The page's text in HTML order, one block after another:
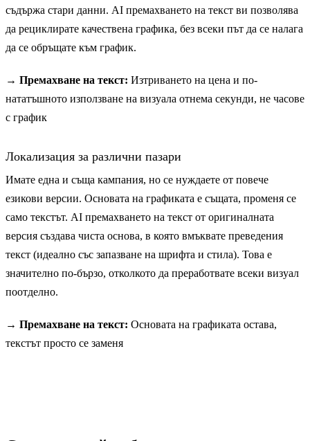
съдържа стари данни. AI премахването на текст ви позволява
да рециклирате качествена графика, без всеки път да се налага
да се обръщате към график.
→ Премахване на текст: Изтриването на цена и по-
нататъшното използване на визуала отнема секунди, не часове
с график
Локализация за различни пазари
Имате една и съща кампания, но се нуждаете от повече
езикови версии. Основата на графиката е същата, променя се
само текстът. AI премахването на текст от оригиналната
версия създава чиста основа, в която вмъквате преведения
текст (идеално със запазване на шрифта и стила). Това е
значително по-бързо, отколкото да преработвате всеки визуал
поотделно.
→ Премахване на текст: Основата на графиката остава,
текстът просто се заменя